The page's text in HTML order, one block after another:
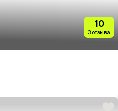
10
3 отзыва